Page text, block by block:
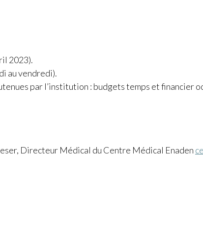
2023).
au vendredi).
par l’institution : budgets temps et financier
Directeur Médical du Centre Médical Enaden